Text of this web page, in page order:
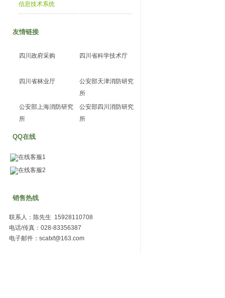
信息技术系统
友情链接
四川政府采购 四川省科学技术厅
四川省林业厅
公安部天津消防研究
所
公安部上海消防研究
所
公安部四川消防研究
所
QQ在线
在线客服1
在线客服2
销售热线
联系人：陈先生 15928110708
电话/传真：028-83356387
电子邮件：scatxf@163.com